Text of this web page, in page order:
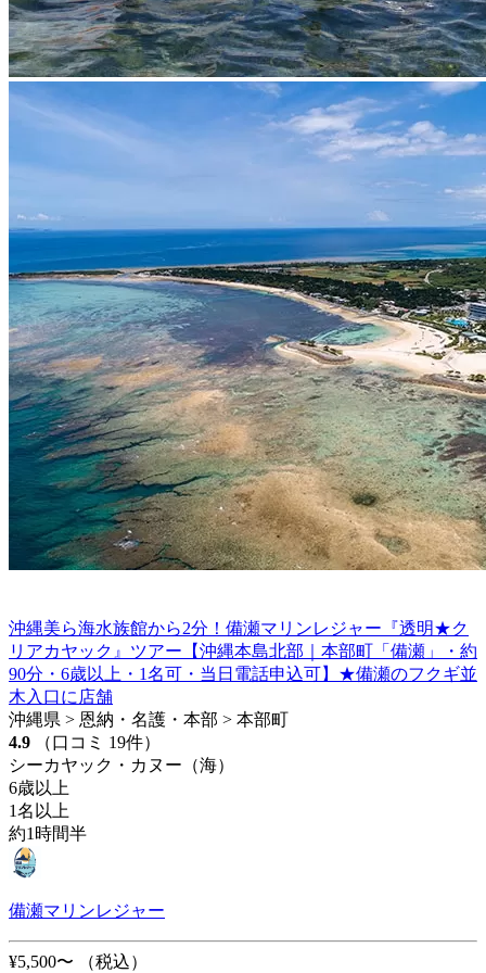
沖縄美ら海水族館から2分！備瀬マリンレジャー『透明★ク
リアカヤック』ツアー【沖縄本島北部｜本部町「備瀬」・約
90分・6歳以上・1名可・当日電話申込可】★備瀬のフクギ並
木入口に店舗
沖縄県 > 恩納・名護・本部 > 本部町
4.9
（口コミ 19件）
シーカヤック・カヌー（海）
6歳以上
1名以上
約1時間半
備瀬マリンレジャー
¥5,500〜
（税込）